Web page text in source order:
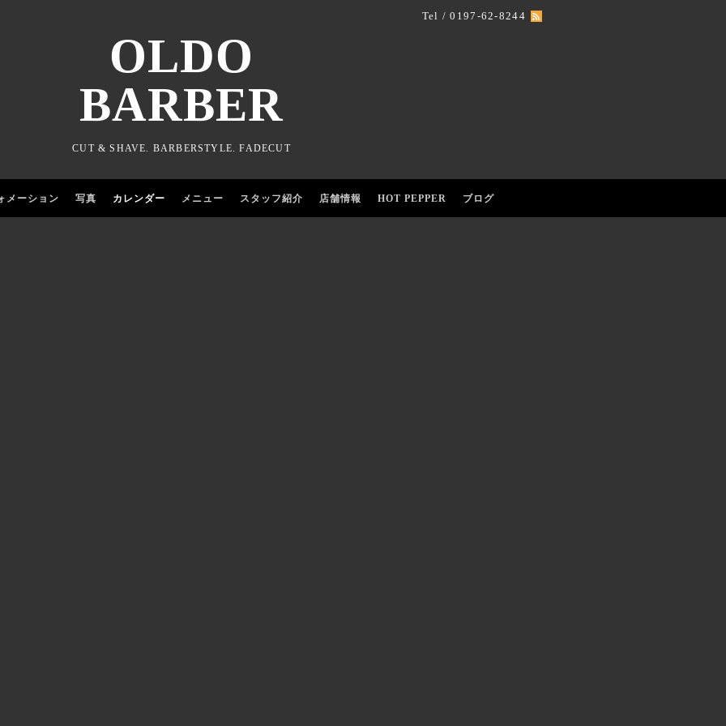
Tel / 0197-62-8244
OLDO
BARBER
CUT & SHAVE. BARBERSTYLE. FADECUT
メーション 写真 カレンダー メニュー スタッフ紹介 店舗情報 HOT PEPPER ブログ